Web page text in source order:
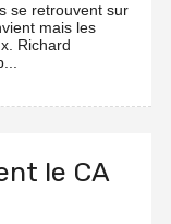
se retrouvent sur
mais les
Richard
le CA